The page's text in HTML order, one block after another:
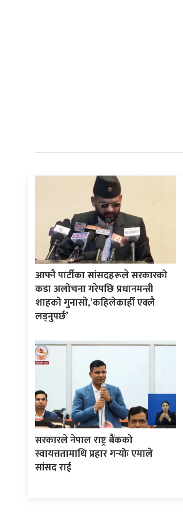
आफ्नै पार्टीका सांसदहरूले सरकारको
कडा अलोचना गरेपछि प्रधानमन्त्री
शाहकाे गुनासाे,‘कहिलेकाहीँ एक्लै
लड्नुपर्छ’
सरकारले नेपाल राष्ट्र बैंकको
स्वायत्ततामाथि प्रहार गर्‍योः एमाले
सांसद राई